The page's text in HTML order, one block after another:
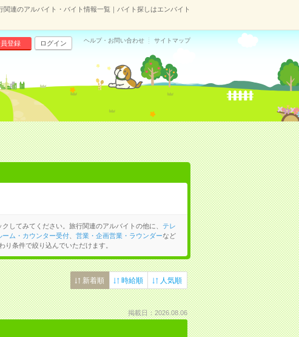
関連のアルバイト・バイト情報一覧｜バイト探しはエンバイト
登録 ログイン ヘルプ・お問い合わせ サイトマップ
してみてください。旅行関連のアルバイトの他に、 テレ
ーム・カウンター受付、 営業・企画営業・ラウンダーなど
り条件で絞り込んでいただけます。
新着順 時給順 人気順
掲載日：2026.08.06